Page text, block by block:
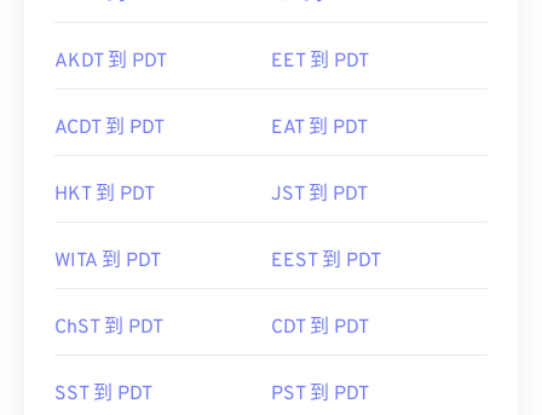
AKDT 到 PDT EET 到 PDT
ACDT 到 PDT EAT 到 PDT
HKT 到 PDT JST 到 PDT
WITA 到 PDT EEST 到 PDT
ChST 到 PDT CDT 到 PDT
SST 到 PDT PST 到 PDT